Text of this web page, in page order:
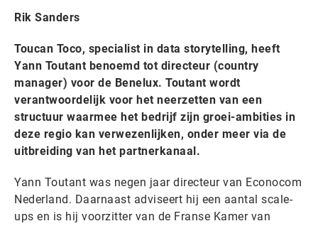
Rik Sanders
Toucan Toco, specialist in data storytelling, heeft
Yann Toutant benoemd tot directeur (country
manager) voor de Benelux. Toutant wordt
verantwoordelijk voor het neerzetten van een
structuur waarmee het bedrijf zijn groei-ambities in
deze regio kan verwezenlijken, onder meer via de
uitbreiding van het partnerkanaal.
Yann Toutant was negen jaar directeur van Econocom
Nederland. Daarnaast adviseert hij een aantal scale-
ups en is hij voorzitter van de Franse Kamer van